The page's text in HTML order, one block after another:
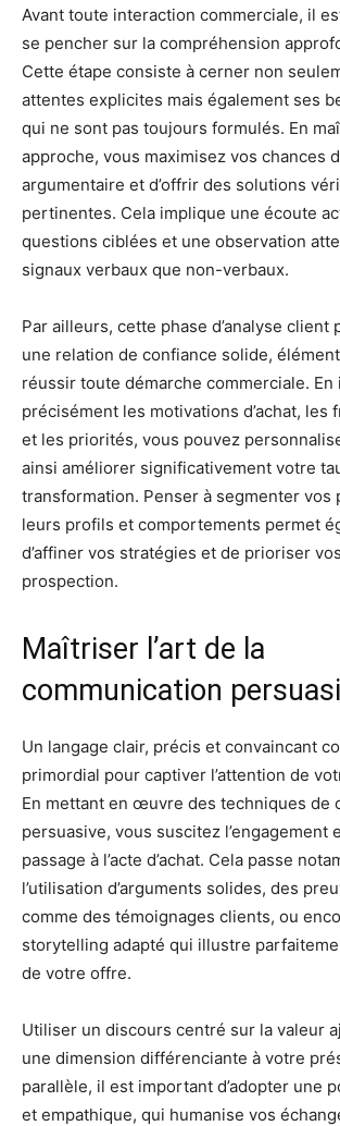
Avant toute interaction commerciale, il
se pencher sur la compréhension
Cette étape consiste à cerner non
attentes explicites mais également ses
qui ne sont pas toujours formulés. En
approche, vous maximisez vos chances
argumentaire et d’offrir des solutions
pertinentes. Cela implique une écoute
questions ciblées et une observation
signaux verbaux que non-verbaux.
Par ailleurs, cette phase d’analyse client
une relation de confiance solide,
réussir toute démarche commerciale.
précisément les motivations d’achat, les
et les priorités, vous pouvez
ainsi améliorer significativement votre
transformation. Penser à segmenter vos
leurs profils et comportements permet
d’affiner vos stratégies et de prioriser
prospection.
Maîtriser l’art de la
communication
Un langage clair, précis et convaincant
primordial pour captiver l’attention de
En mettant en œuvre des techniques de
persuasive, vous suscitez l’engagement
passage à l’acte d’achat. Cela passe
l’utilisation d’arguments solides, des
comme des témoignages clients, ou
storytelling adapté qui illustre
de votre offre.
Utiliser un discours centré sur la valeur
une dimension différenciante à votre
parallèle, il est important d’adopter une
et empathique, qui humanise vos